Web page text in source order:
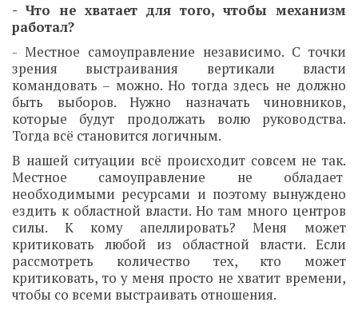
- Что не хватает для того, чтобы механизм
работал?
- Местное самоуправление независимо. С точки
зрения выстраивания вертикали власти
командовать – можно. Но тогда здесь не должно
быть выборов. Нужно назначать чиновников,
которые будут продолжать волю руководства.
Тогда всё становится логичным.
В нашей ситуации всё происходит совсем не так.
Местное самоуправление не обладает
необходимыми ресурсами и поэтому вынуждено
ездить к областной власти. Но там много центров
силы. К кому апеллировать? Меня может
критиковать любой из областной власти. Если
рассмотреть количество тех, кто может
критиковать, то у меня просто не хватит времени,
чтобы со всеми выстраивать отношения.